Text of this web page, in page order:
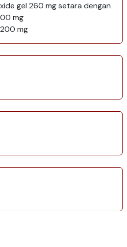
gel 260 mg setara dengan
mg
mg